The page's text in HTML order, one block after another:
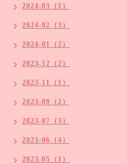
2024-03（1）
2024-02（3）
2024-01（2）
2023-12（2）
2023-11（1）
2023-09（2）
2023-07（3）
2023-06（4）
2023-05（1）